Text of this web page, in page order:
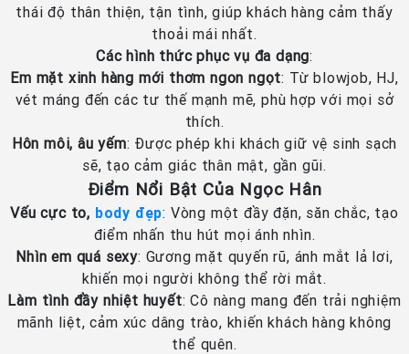
thái độ thân thiện, tận tình, giúp khách hàng cảm thấy
thoải mái nhất.
Các hình thức phục vụ đa dạng:
Em mặt xinh hàng mới thơm ngon ngọt: Từ blowjob, HJ,
vét máng đến các tư thế mạnh mẽ, phù hợp với mọi sở
thích.
Hôn môi, âu yếm: Được phép khi khách giữ vệ sinh sạch
sẽ, tạo cảm giác thân mật, gần gũi.
Điểm Nổi Bật Của Ngọc Hân
Vếu cực to, body đẹp: Vòng một đầy đặn, săn chắc, tạo
điểm nhấn thu hút mọi ánh nhìn.
Nhìn em quá sexy: Gương mặt quyến rũ, ánh mắt lả lơi,
khiến mọi người không thể rời mắt.
Làm tình đầy nhiệt huyết: Cô nàng mang đến trải nghiệm
mãnh liệt, cảm xúc dâng trào, khiến khách hàng không
thể quên.